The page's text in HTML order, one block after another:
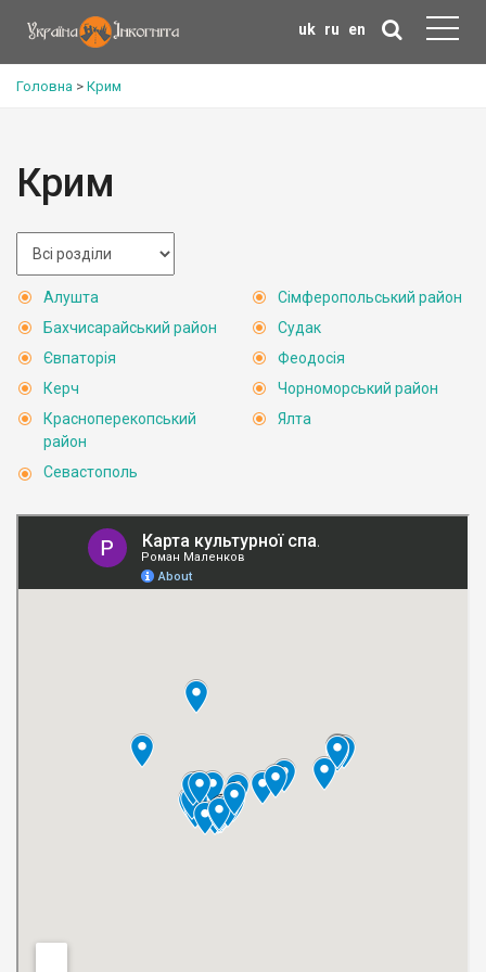
uk ru en
Головна > Крим
Крим
Алушта
Бахчисарайський район
Євпаторія
Керч
Красноперекопський
район
Севастополь
Сімферопольський район
Судак
Феодосія
Чорноморський район
Ялта